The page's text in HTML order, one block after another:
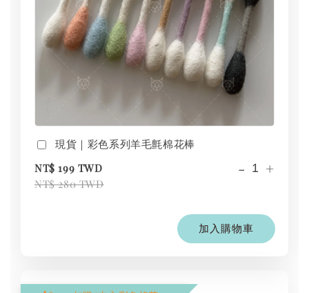
現貨｜彩色系列羊毛氈棉花棒
NT$ 199 TWD
NT$ 280 TWD
- +
加入購物車